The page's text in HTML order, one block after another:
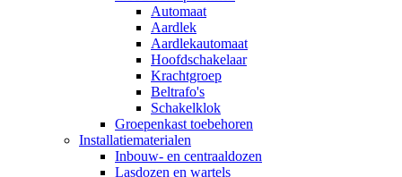
Automaat
Aardlek
Aardlekautomaat
Hoofdschakelaar
Krachtgroep
Beltrafo's
Schakelklok
Groepenkast toebehoren
Installatiematerialen
Inbouw- en centraaldozen
Lasdozen en wartels